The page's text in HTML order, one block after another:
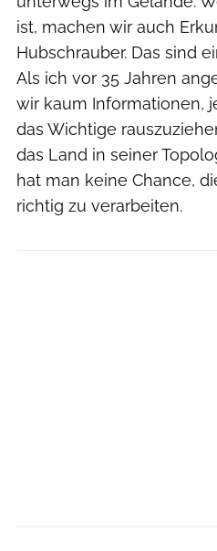
ist, machen wir auch
Hubschrauber. Das sind
Als ich vor 35 Jahren
wir kaum Informationen,
das Wichtige
das Land in seiner
hat man keine Chance,
richtig zu verarbeiten.